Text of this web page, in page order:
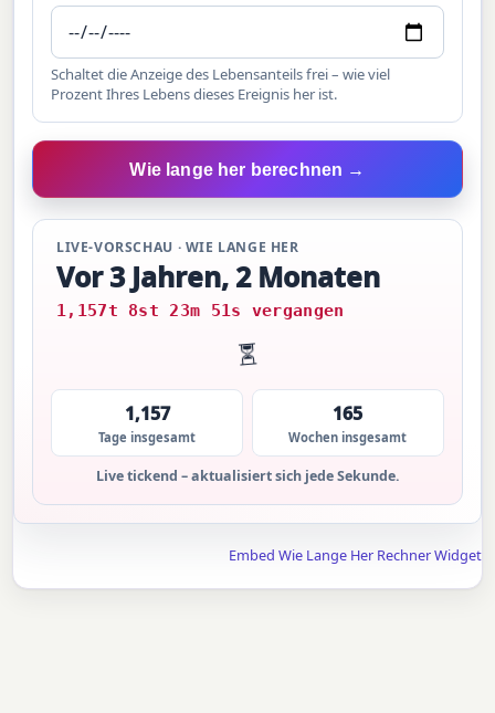
Schaltet die Anzeige des Lebensanteils frei – wie viel
Prozent Ihres Lebens dieses Ereignis her ist.
Wie lange her berechnen →
LIVE-VORSCHAU · WIE LANGE HER
Vor 3 Jahren, 2 Monaten
1,157t 8st 23m 52s vergangen
⏳
1,157
Tage insgesamt
165
Wochen insgesamt
Live tickend – aktualisiert sich jede Sekunde.
Embed Wie Lange Her Rechner Widget